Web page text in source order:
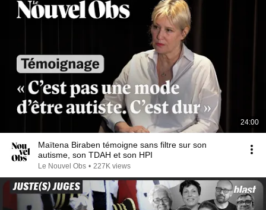
24:00
Maïtena Biraben témoigne sans filtre sur son
autisme, son TDAH et son HPI
Le Nouvel Obs • 227K views